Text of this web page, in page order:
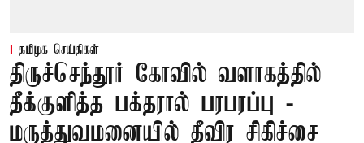
தமிழக செய்திகள்
திருச்செந்தூர் கோவில் வளாகத்தில்
தீக்குளித்த பக்தரால் பரபரப்பு -
மருத்துவமனையில் தீவிர சிகிச்சை